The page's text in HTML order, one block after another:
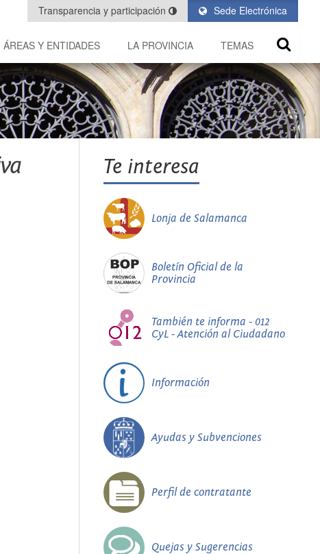
Sede Electrónica
Transparencia y participación
ÁREAS Y ENTIDADES LA PROVINCIA TEMAS
Te interesa
Lonja de Salamanca
Boletín Oficial de la
Provincia
También te informa - 012
CyL - Atención al Ciudadano
Información
Ayudas y Subvenciones
Perfil de contratante
Quejas y Sugerencias